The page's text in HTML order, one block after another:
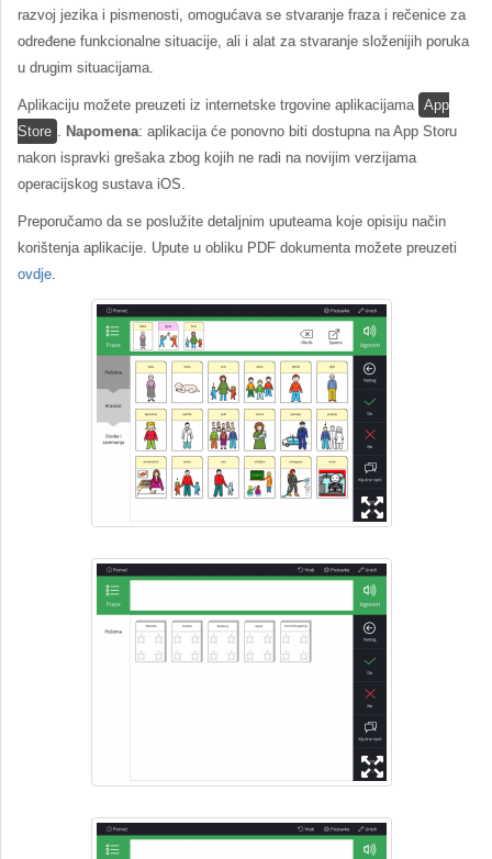
razvoj jezika i pismenosti, omogućava se stvaranje fraza i rečenice za
određene funkcionalne situacije, ali i alat za stvaranje složenijih poruka
u drugim situacijama.
Aplikaciju možete preuzeti iz internetske trgovine aplikacijama App
Store . Napomena: aplikacija će ponovno biti dostupna na App Storu
nakon ispravki grešaka zbog kojih ne radi na novijim verzijama
operacijskog sustava iOS.
Preporučamo da se poslužite detaljnim uputeama koje opisiju način
korištenja aplikacije. Upute u obliku PDF dokumenta možete preuzeti
ovdje.